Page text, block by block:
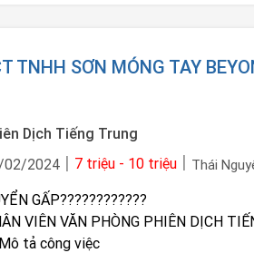
TNHH SƠN MÓNG TAY
Dịch Tiếng Trung
02/2024
7 triệu - 10 triệu Thái
GẤP????????????
VIÊN VĂN PHÒNG PHIÊN DỊCH
tả công việc